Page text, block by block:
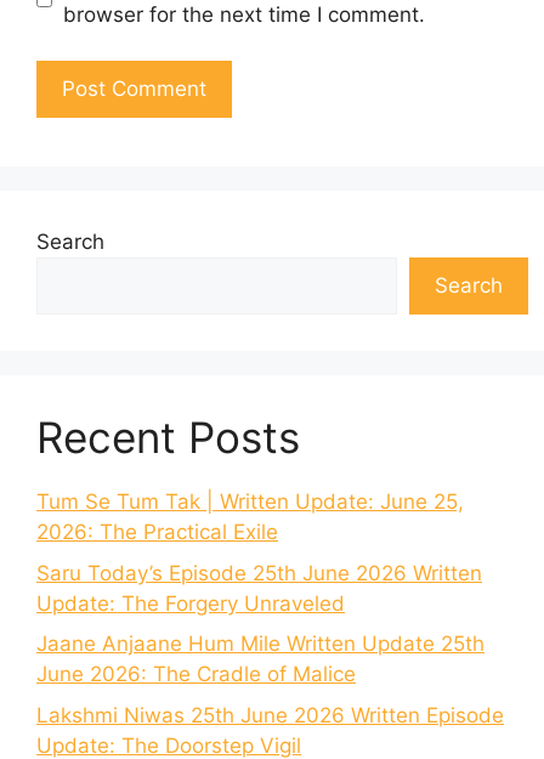
browser for the next time I comment.
Search
Search
Recent Posts
Tum Se Tum Tak | Written Update: June 25,
2026: The Practical Exile
Saru Today’s Episode 25th June 2026 Written
Update: The Forgery Unraveled
Jaane Anjaane Hum Mile Written Update 25th
June 2026: The Cradle of Malice
Lakshmi Niwas 25th June 2026 Written Episode
Update: The Doorstep Vigil